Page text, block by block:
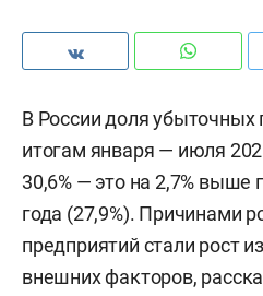
В России доля убыточных
итогам января — июля
30,6% — это на 2,7% выше
года (27,9%). Причинами
предприятий стали рост
внешних факторов,